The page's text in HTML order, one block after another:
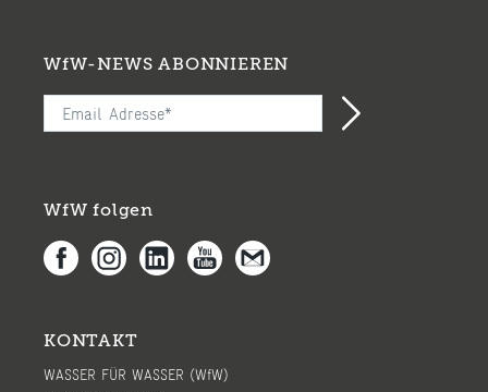
WfW-NEWS ABONNIEREN
WfW folgen
KONTAKT
WASSER FÜR WASSER (WfW)